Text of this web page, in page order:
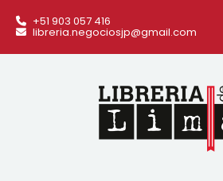
+51 903 057 416
libreria.negociosjp@gmail.com